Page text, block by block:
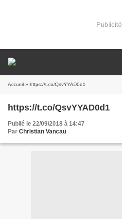
Publicité
Accueil » https://t.co/QsvYYAD0d1
https://t.co/QsvYYAD0d1
Publié le 22/09/2018 à 14:47
Par Christian Vancau